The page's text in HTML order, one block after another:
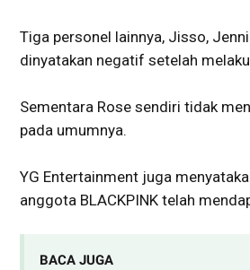
Tiga personel lainnya, Jisso,
dinyatakan negatif setelah
Sementara Rose sendiri tidak
pada umumnya.
YG Entertainment juga
anggota BLACKPINK telah
BACA JUGA